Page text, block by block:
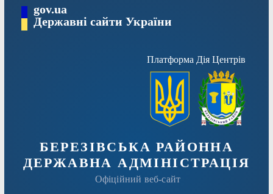
Перейтиgov.ua
Державні сайти України
Платформа Дія Центрів
БЕРЕЗІВСЬКА РАЙОННА
ДЕРЖАВНА АДМІНІСТРАЦІЯ
Офіційний веб-сайт